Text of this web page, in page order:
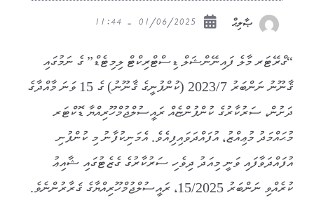
ޞާލިޙް
“ގްރޭޓަރ މާލެ ފައިނޭންޝަލް ޑިސްޓްރިކްޓް ލިމިޓެޑް” ގެ ނަމުގައި
ޤާނޫނު ނަންބަރު 2023/7 (ކުންފުނީގެ ޤާނޫނު) ގެ 15 ވަނަ މާއްދާގެ
ދަށުން، ސަރުކާރުގެ ކުންފުންޏެއް ރައީސުލްޖުމްހޫރިއްޔާ ޑޮކްޓަރ
މުޙައްމަދު މުޢިއްޒު، އުފައްދަވައިފިއެވެ. އެމަނިކުފާނު މި ކުންފުނި
އުފައްދަވާފައި ވަނީ މިއަދު ދިވެހި ސަރުކާރުގެ ގެޒެޓުގައި ޝާއިޢު
ކުރެއްވި ނަންބަރު 15/2025، ރައީސުލްޖުމްހޫރިއްޔާގެ ޤަރާރުންނެވެ.